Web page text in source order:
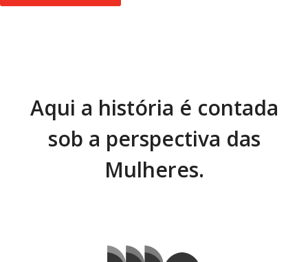
Aqui a história é contada
sob a perspectiva das
Mulheres.